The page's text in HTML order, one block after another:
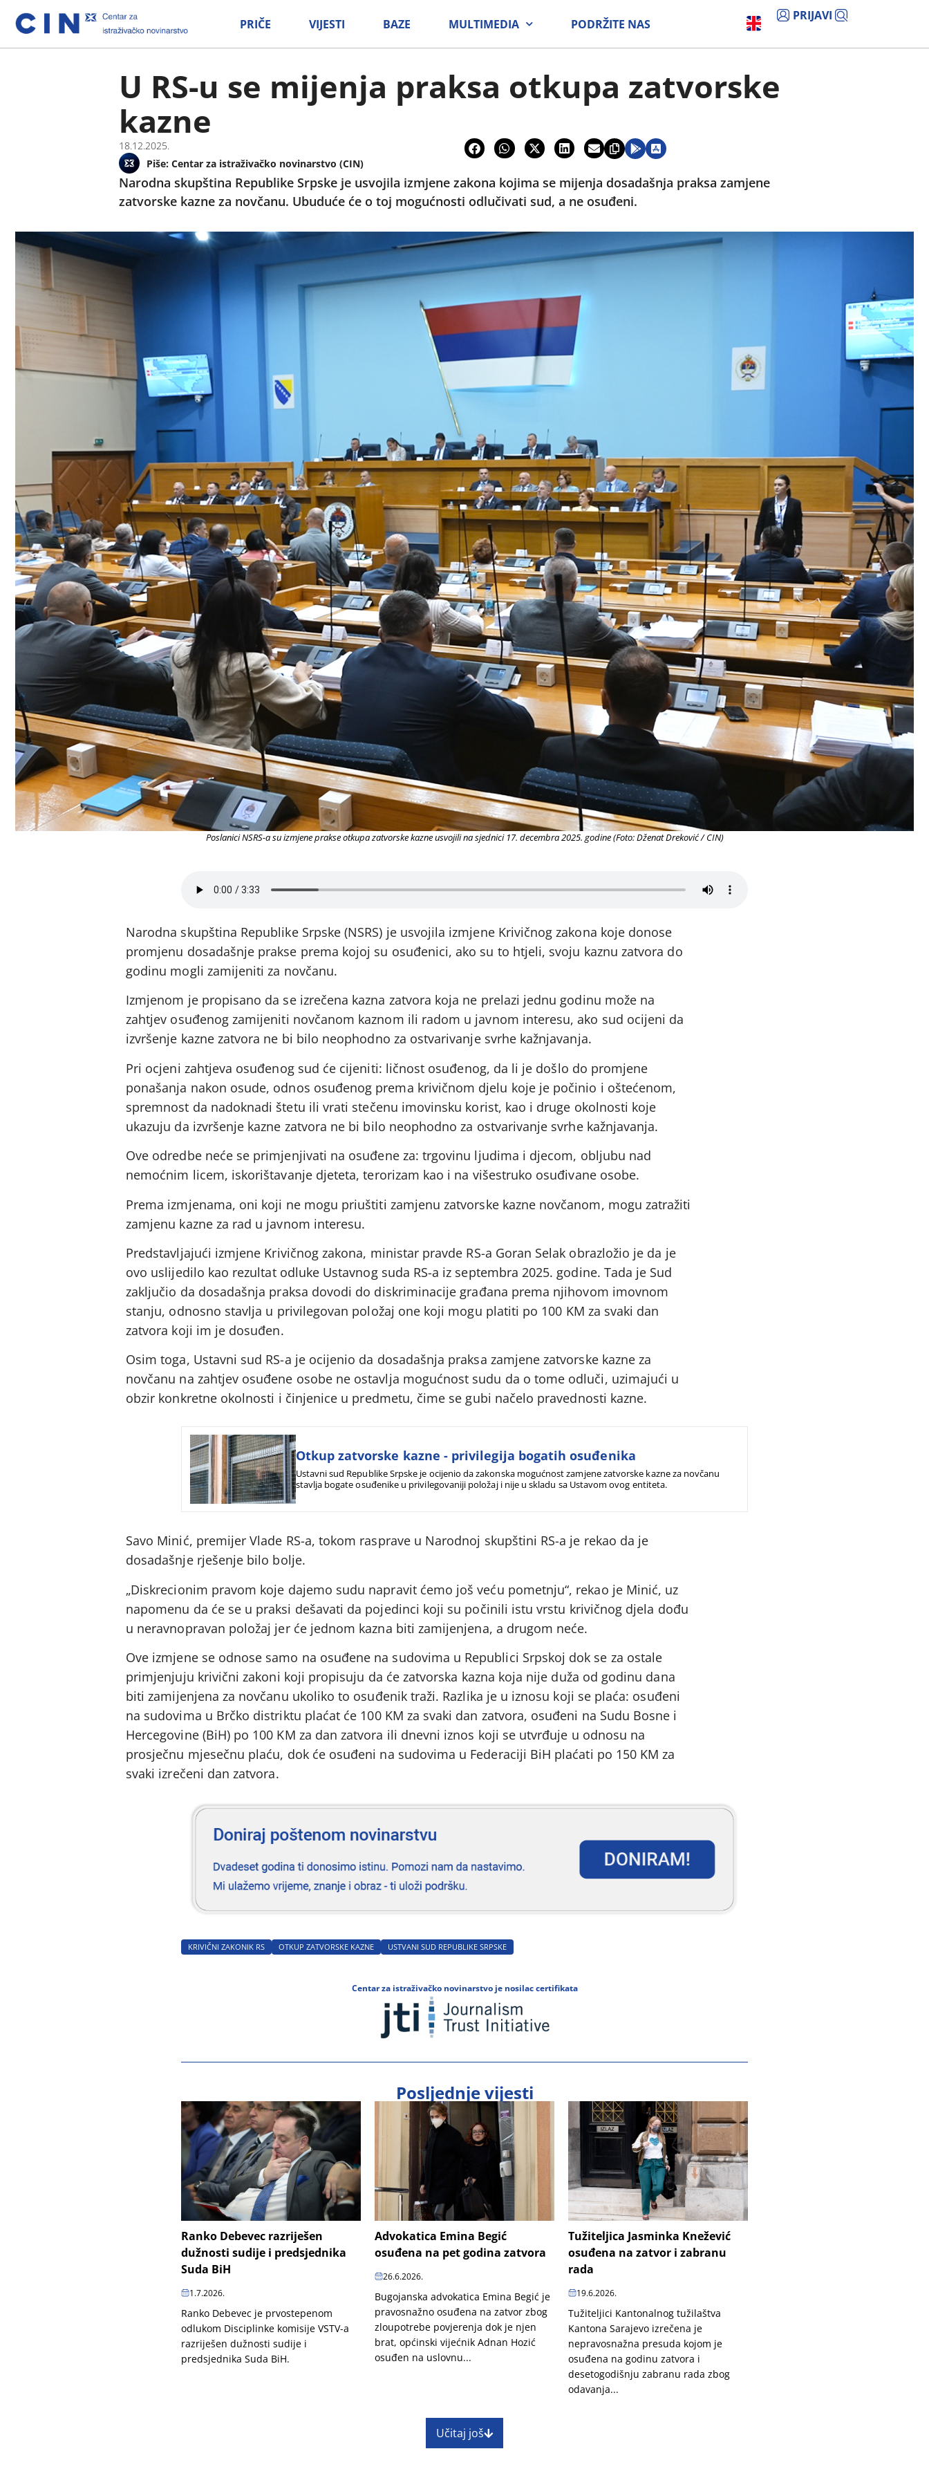
PRIČE VIJESTI BAZE MULTIMEDIA PODRŽITE NAS
PRIJAVI
U RS-u se mijenja praksa otkupa zatvorske
kazne
18.12.2025.
Piše: Centar za istraživačko novinarstvo (CIN)
Narodna skupština Republike Srpske je usvojila izmjene zakona kojima se mijenja dosadašnja praksa zamjene
zatvorske kazne za novčanu. Ubuduće će o toj mogućnosti odlučivati sud, a ne osuđeni.
Poslanici NSRS-a su izmjene prakse otkupa zatvorske kazne usvojili na sjednici 17. decembra 2025. godine (Foto: Dženat Dreković / CIN)
Narodna skupština Republike Srpske (NSRS) je usvojila izmjene Krivičnog zakona koje donose
promjenu dosadašnje prakse prema kojoj su osuđenici, ako su to htjeli, svoju kaznu zatvora do
godinu mogli zamijeniti za novčanu.
Izmjenom je propisano da se izrečena kazna zatvora koja ne prelazi jednu godinu može na
zahtjev osuđenog zamijeniti novčanom kaznom ili radom u javnom interesu, ako sud ocijeni da
izvršenje kazne zatvora ne bi bilo neophodno za ostvarivanje svrhe kažnjavanja.
Pri ocjeni zahtjeva osuđenog sud će cijeniti: ličnost osuđenog, da li je došlo do promjene
ponašanja nakon osude, odnos osuđenog prema krivičnom djelu koje je počinio i oštećenom,
spremnost da nadoknadi štetu ili vrati stečenu imovinsku korist, kao i druge okolnosti koje
ukazuju da izvršenje kazne zatvora ne bi bilo neophodno za ostvarivanje svrhe kažnjavanja.
Ove odredbe neće se primjenjivati na osuđene za: trgovinu ljudima i djecom, obljubu nad
nemoćnim licem, iskorištavanje djeteta, terorizam kao i na višestruko osuđivane osobe.
Prema izmjenama, oni koji ne mogu priuštiti zamjenu zatvorske kazne novčanom, mogu zatražiti
zamjenu kazne za rad u javnom interesu.
Predstavljajući izmjene Krivičnog zakona, ministar pravde RS-a Goran Selak obrazložio je da je
ovo uslijedilo kao rezultat odluke Ustavnog suda RS-a iz septembra 2025. godine. Tada je Sud
zaključio da dosadašnja praksa dovodi do diskriminacije građana prema njihovom imovnom
stanju, odnosno stavlja u privilegovan položaj one koji mogu platiti po 100 KM za svaki dan
zatvora koji im je dosuđen.
Osim toga, Ustavni sud RS-a je ocijenio da dosadašnja praksa zamjene zatvorske kazne za
novčanu na zahtjev osuđene osobe ne ostavlja mogućnost sudu da o tome odluči, uzimajući u
obzir konkretne okolnosti i činjenice u predmetu, čime se gubi načelo pravednosti kazne.
Otkup zatvorske kazne - privilegija bogatih osuđenika
Ustavni sud Republike Srpske je ocijenio da zakonska mogućnost zamjene zatvorske kazne za novčanu
stavlja bogate osuđenike u privilegovaniji položaj i nije u skladu sa Ustavom ovog entiteta.
Savo Minić, premijer Vlade RS-a, tokom rasprave u Narodnoj skupštini RS-a je rekao da je
dosadašnje rješenje bilo bolje.
„Diskrecionim pravom koje dajemo sudu napravit ćemo još veću pometnju“, rekao je Minić, uz
napomenu da će se u praksi dešavati da pojedinci koji su počinili istu vrstu krivičnog djela dođu
u neravnopravan položaj jer će jednom kazna biti zamijenjena, a drugom neće.
Ove izmjene se odnose samo na osuđene na sudovima u Republici Srpskoj dok se za ostale
primjenjuju krivični zakoni koji propisuju da će zatvorska kazna koja nije duža od godinu dana
biti zamijenjena za novčanu ukoliko to osuđenik traži. Razlika je u iznosu koji se plaća: osuđeni
na sudovima u Brčko distriktu plaćat će 100 KM za svaki dan zatvora, osuđeni na Sudu Bosne i
Hercegovine (BiH) po 100 KM za dan zatvora ili dnevni iznos koji se utvrđuje u odnosu na
prosječnu mjesečnu plaću, dok će osuđeni na sudovima u Federaciji BiH plaćati po 150 KM za
svaki izrečeni dan zatvora.
KRIVIČNI ZAKONIK RS OTKUP ZATVORSKE KAZNE USTVANI SUD REPUBLIKE SRPSKE
Centar za istraživačko novinarstvo je nosilac certifikata
Posljednje vijesti
Ranko Debevec razriješen
dužnosti sudije i predsjednika
Suda BiH
1.7.2026.
Ranko Debevec je prvostepenom
odlukom Disciplinke komisije VSTV-a
razriješen dužnosti sudije i
predsjednika Suda BiH.
Advokatica Emina Begić
osuđena na pet godina zatvora
26.6.2026.
Bugojanska advokatica Emina Begić je
pravosnažno osuđena na zatvor zbog
zloupotrebe povjerenja dok je njen
brat, općinski vijećnik Adnan Hozić
osuđen na uslovnu...
Tužiteljica Jasminka Knežević
osuđena na zatvor i zabranu
rada
19.6.2026.
Tužiteljici Kantonalnog tužilaštva
Kantona Sarajevo izrečena je
nepravosnažna presuda kojom je
osuđena na godinu zatvora i
desetogodišnju zabranu rada zbog
odavanja...
Učitaj još